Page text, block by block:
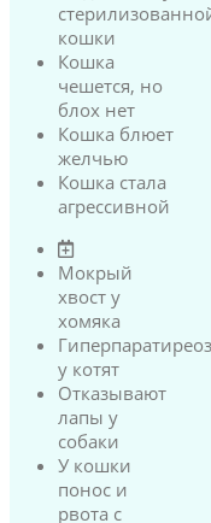
кошки
Кошка
чешется, но
блох нет
Кошка блюет
желчью
Кошка стала
агрессивной
Мокрый
хвост у
хомяка
Гиперпаратиреоз
у котят
Отказывают
лапы у
собаки
У кошки
понос и
рвота с